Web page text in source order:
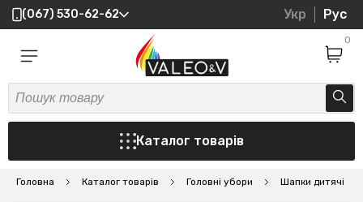
(067) 530-62-62 Укр Рус
0
Каталог товарів
Головна Каталог товарів Головні убори Шапки дитячі